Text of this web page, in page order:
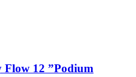
12 ”Podium